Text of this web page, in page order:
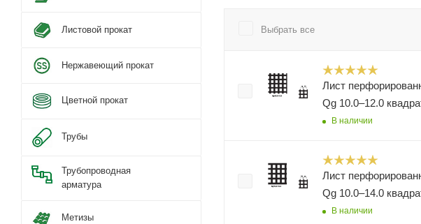
Выбрать все
Лист
Qg 10.0–12.0
В наличии
Лист
Qg 10.0–14.0
В наличии
Листовой прокат
Нержавеющий прокат
Цветной прокат
Трубы
Трубопроводная
арматура
Метизы